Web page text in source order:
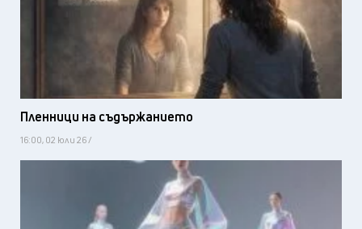
Пленници на съдържанието
16:00, 02 юли 26 /